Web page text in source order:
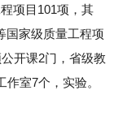
项目101项，其
国家级质量工程项
开课2门，省级教
室7个，实验。